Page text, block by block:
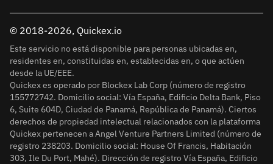
© 2018-2026, Quickex.io
Este servicio no está disponible para personas ubicadas en,
residentes en, constituidas en, establecidas en, o que actúen
desde la UE/EEE.
Quickex es operado por Blockex Lab Corp (número de registro
155772742. Domicilio social: Vía España, Edificio Delta Bank, Piso
6, Suite 604D, Ciudad de Panamá, República de Panamá). Ciertos
derechos de propiedad intelectual relacionados con la plataforma
Quickex pertenecen a Angel Venture Partners Limited (número de
registro 238203. Domicilio social: House Of Francis, Habitación
303, Ile Du Port, Mahé). Dirección de registro Vía España, Edificio